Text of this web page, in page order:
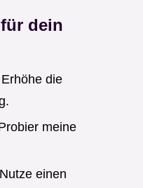
dein
die
meine
einen